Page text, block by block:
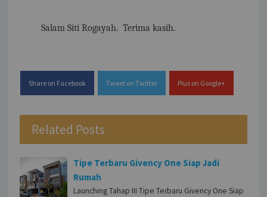
Salam Siti Rogayah. Terima kasih.
Share on Facebook Tweet on Twitter Plus on Google+
Related Posts
Tipe Terbaru Givency One Siap Jadi
Rumah
Launching Tahap III Tipe Terbaru Givency One Siap